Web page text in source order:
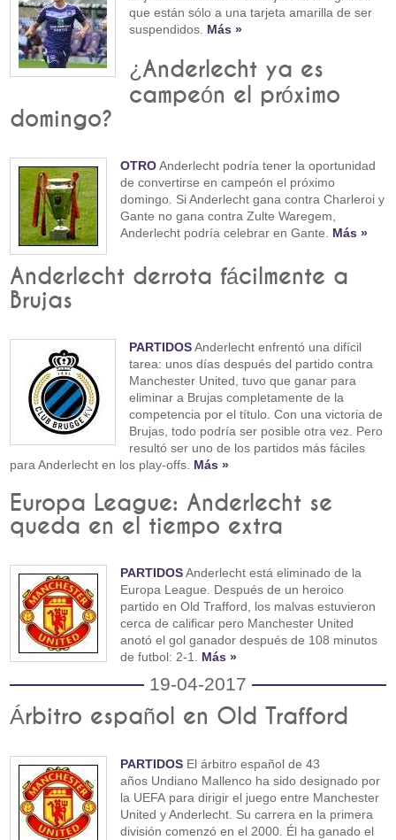
que están sólo a una tarjeta amarilla de ser
suspendidos. Más »
¿Anderlecht ya es
campeón el próximo
domingo?
OTROAnderlecht podría tener la oportunidad
de convertirse en campeón el próximo
domingo. Si Anderlecht gana contra Charleroi y
Gante no gana contra Zulte Waregem,
Anderlecht podría celebrar en Gante. Más »
Anderlecht derrota fácilmente a
Brujas
PARTIDOSAnderlecht enfrentó una difícil
tarea: unos días después del partido contra
Manchester United, tuvo que ganar para
eliminar a Brujas completamente de la
competencia por el título. Con una victoria de
Brujas, todo podría ser posible otra vez. Pero
resultó ser uno de los partidos más fáciles
para Anderlecht en los play-offs. Más »
Europa League: Anderlecht se
queda en el tiempo extra
PARTIDOSAnderlecht está eliminado de la
Europa League. Después de un heroico
partido en Old Trafford, los malvas estuvieron
cerca de calificar pero Manchester United
anotó el gol ganador después de 108 minutos
de futbol: 2-1. Más »
19-04-2017
Árbitro español en Old Trafford
PARTIDOS El árbitro español de 43
años Undiano Mallenco ha sido designado por
la UEFA para dirigir el juego entre Manchester
United y Anderlecht. Su carrera en la primera
división comenzó en el 2000. Él ha ganado el